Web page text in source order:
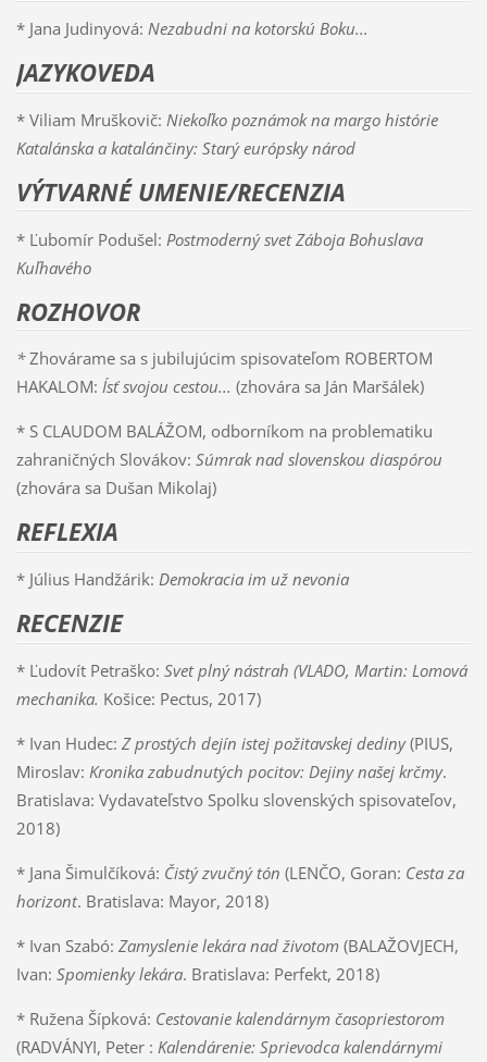
* Jana Judinyová: Nezabudni na kotorskú Boku...
JAZYKOVEDA
* Viliam Mruškovič: Niekoľko poznámok na margo histórie
Katalánska a katalánčiny: Starý európsky národ
VÝTVARNÉ UMENIE/RECENZIA
* Ľubomír Podušel: Postmoderný svet Záboja Bohuslava
Kuľhavého
ROZHOVOR
*Zhovárame sa s jubilujúcim spisovateľom ROBERTOM
HAKALOM: Ísť svojou cestou... (zhovára sa Ján Maršálek)
* S CLAUDOM BALÁŽOM, odborníkom na problematiku
zahraničných Slovákov: Súmrak nad slovenskou diaspórou
(zhovára sa Dušan Mikolaj)
REFLEXIA
* Július Handžárik: Demokracia im už nevonia
RECENZIE
* Ľudovít Petraško: Svet plný nástrah (VLADO, Martin: Lomová
mechanika. Košice: Pectus, 2017)
* Ivan Hudec: Z prostých dejín istej požitavskej dediny(PIUS,
Miroslav: Kronika zabudnutých pocitov: Dejiny našej krčmy.
Bratislava: Vydavateľstvo Spolku slovenských spisovateľov,
2018)
* Jana Šimulčíková: Čistý zvučný tón (LENČO, Goran: Cesta za
horizont. Bratislava: Mayor, 2018)
* Ivan Szabó: Zamyslenie lekára nad životom(BALAŽOVJECH,
Ivan: Spomienky lekára. Bratislava: Perfekt, 2018)
* Ružena Šípková: Cestovanie kalendárnym časopriestorom
(RADVÁNYI, Peter : Kalendárenie: Sprievodca kalendárnymi